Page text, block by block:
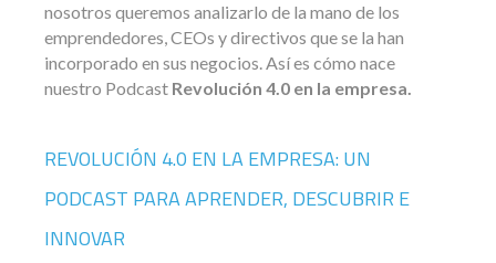
nosotros queremos analizarlo de la mano de los
emprendedores, CEOs y directivos que se la han
incorporado en sus negocios. Así es cómo nace
nuestro Podcast Revolución 4.0 en la empresa.
REVOLUCIÓN 4.0 EN LA EMPRESA: UN
PODCAST PARA APRENDER, DESCUBRIR E
INNOVAR